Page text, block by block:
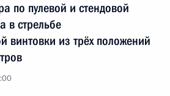
по пулевой и стендовой
в стрельбе
винтовки из трёх положений